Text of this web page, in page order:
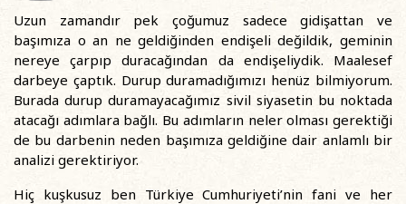
Uzun zamandır pek çoğumuz sadece gidişattan ve
başımıza o an ne geldiğinden endişeli değildik, geminin
nereye çarpıp duracağından da endişeliydik. Maalesef
darbeye çaptık. Durup duramadığımızı henüz bilmiyorum.
Burada durup duramayacağımız sivil siyasetin bu noktada
atacağı adımlara bağlı. Bu adımların neler olması gerektiği
de bu darbenin neden başımıza geldiğine dair anlamlı bir
analizi gerektiriyor.
Hiç kuşkusuz ben Türkiye Cumhuriyeti’nin fani ve her